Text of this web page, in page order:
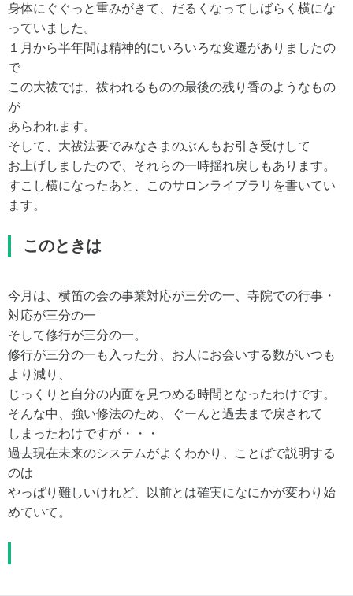
身体にぐぐっと重みがきて、だるくなってしばらく横にな
っていました。
１月から半年間は精神的にいろいろな変遷がありましたの
で
この大祓では、祓われるものの最後の残り香のようなもの
が
あらわれます。
そして、大祓法要でみなさまのぶんもお引き受けして
お上げしましたので、それらの一時揺れ戻しもあります。
すこし横になったあと、このサロンライブラリを書いてい
ます。
このときは
今月は、横笛の会の事業対応が三分の一、寺院での行事・
対応が三分の一
そして修行が三分の一。
修行が三分の一も入った分、お人にお会いする数がいつも
より減り、
じっくりと自分の内面を見つめる時間となったわけです。
そんな中、強い修法のため、ぐーんと過去まで戻されて
しまったわけですが・・・
過去現在未来のシステムがよくわかり、ことばで説明する
のは
やっぱり難しいけれど、以前とは確実になにかが変わり始
めていて。